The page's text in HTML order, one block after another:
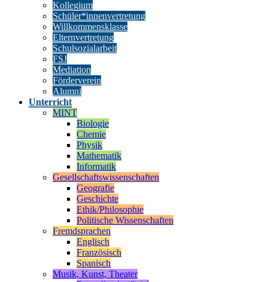
Kollegium
Schüler*innenvertretung
Willkommensklasse
Elternvertretung
Schulsozialarbeit
FSJ
Mediation
Förderverein
Alumni
Unterricht
MINT
Biologie
Chemie
Physik
Mathematik
Informatik
Gesellschaftswissenschaften
Geografie
Geschichte
Ethik/Philosophie
Politische Wissenschaften
Fremdsprachen
Englisch
Französisch
Spanisch
Musik, Kunst, Theater